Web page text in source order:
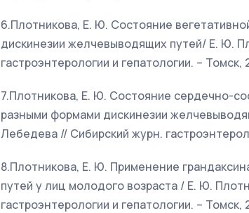
6.Плотникова, Е. Ю. Состояние
дискинезии желчевыводящих путей/ Е. Ю.
гастроэнтерологии и гепатологии. – Томск,
7.Плотникова, Е. Ю. Состояние сердечно-
разными формами дискинезии
Лебедева // Сибирский журн.
8.Плотникова, Е. Ю. Применение
путей у лиц молодого возраста / Е. Ю.
гастроэнтерологии и гепатологии. – Томск,